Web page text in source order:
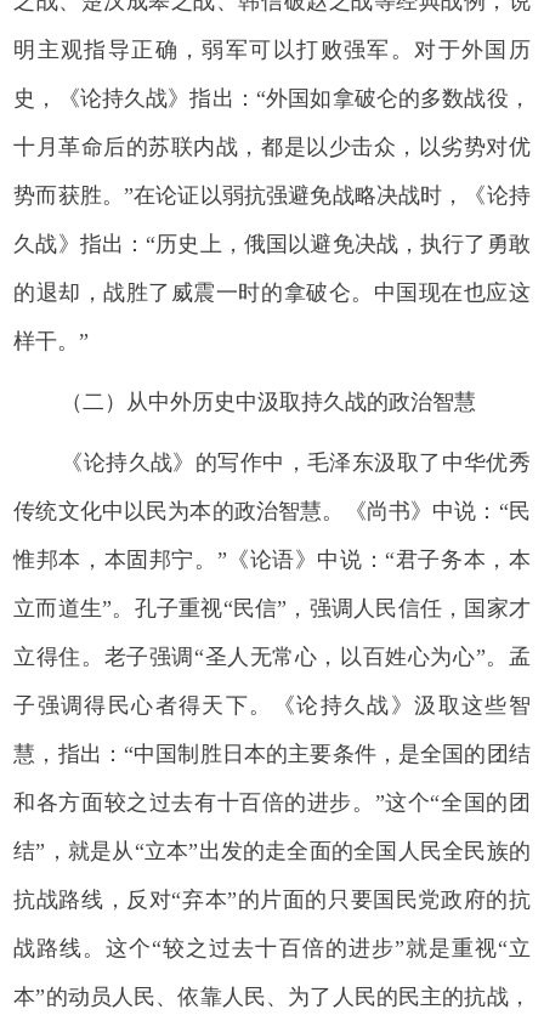
明主观指导正确，弱军可以打败强军。对于外国历
史，《论持久战》指出：“外国如拿破仑的多数战役，
十月革命后的苏联内战，都是以少击众，以劣势对优
势而获胜。”在论证以弱抗强避免战略决战时，《论持
久战》指出：“历史上，俄国以避免决战，执行了勇敢
的退却，战胜了威震一时的拿破仑。中国现在也应这
样干。”
（二）从中外历史中汲取持久战的政治智慧
《论持久战》的写作中，毛泽东汲取了中华优秀
传统文化中以民为本的政治智慧。《尚书》中说：“民
惟邦本，本固邦宁。”《论语》中说：“君子务本，本
立而道生”。孔子重视“民信”，强调人民信任，国家才
立得住。老子强调“圣人无常心，以百姓心为心”。孟
子强调得民心者得天下。《论持久战》汲取这些智
慧，指出：“中国制胜日本的主要条件，是全国的团结
和各方面较之过去有十百倍的进步。”这个“全国的团
结”，就是从“立本”出发的走全面的全国人民全民族的
抗战路线，反对“弃本”的片面的只要国民党政府的抗
战路线。这个“较之过去十百倍的进步”就是重视“立
本”的动员人民、依靠人民、为了人民的民主的抗战，